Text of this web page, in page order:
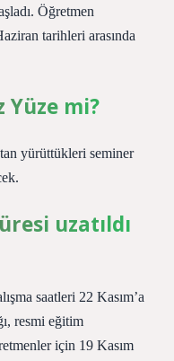
Öğretmen
tarihleri ​​arasında
Yüze mi?
yürüttükleri seminer
uzatıldı
saatleri 22 Kasım’a
resmi eğitim
için 19 Kasım